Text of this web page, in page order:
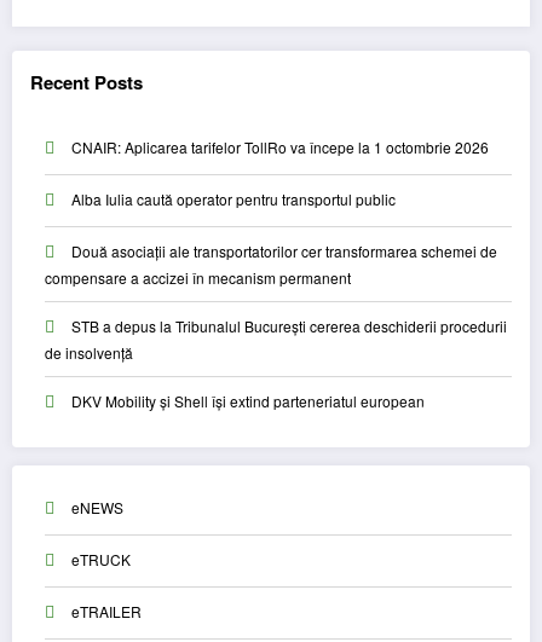
Recent Posts
CNAIR: Aplicarea tarifelor TollRo va începe la 1 octombrie 2026
Alba Iulia caută operator pentru transportul public
Două asociații ale transportatorilor cer transformarea schemei de
compensare a accizei în mecanism permanent
STB a depus la Tribunalul București cererea deschiderii procedurii
de insolvență
DKV Mobility și Shell își extind parteneriatul european
eNEWS
eTRUCK
eTRAILER